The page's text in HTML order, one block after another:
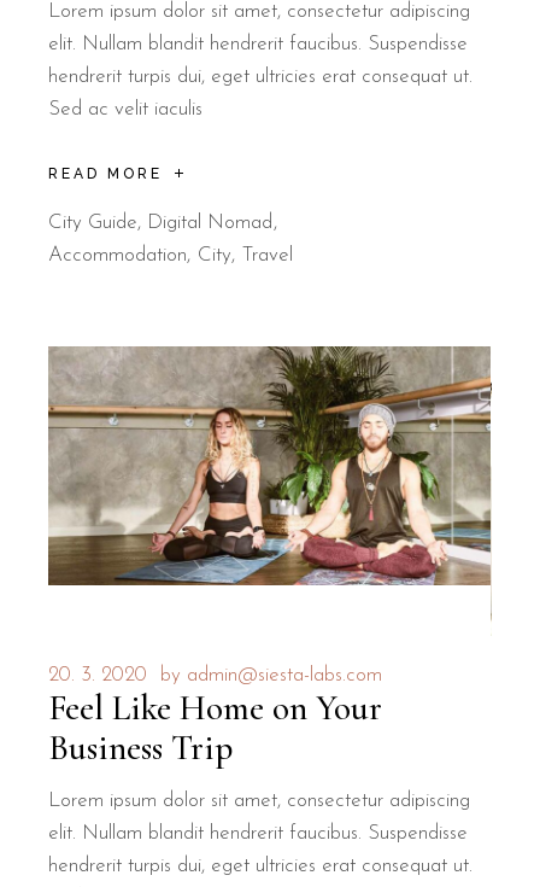
Lorem ipsum dolor sit amet, consectetur adipiscing
elit. Nullam blandit hendrerit faucibus. Suspendisse
hendrerit turpis dui, eget ultricies erat consequat ut.
Sed ac velit iaculis
READ MORE
City Guide, Digital Nomad
Accommodation
City Travel
20. 3. 2020 by admin@siesta-labs.com
Feel Like Home on Your
Business Trip
Lorem ipsum dolor sit amet, consectetur adipiscing
elit. Nullam blandit hendrerit faucibus. Suspendisse
hendrerit turpis dui, eget ultricies erat consequat ut.